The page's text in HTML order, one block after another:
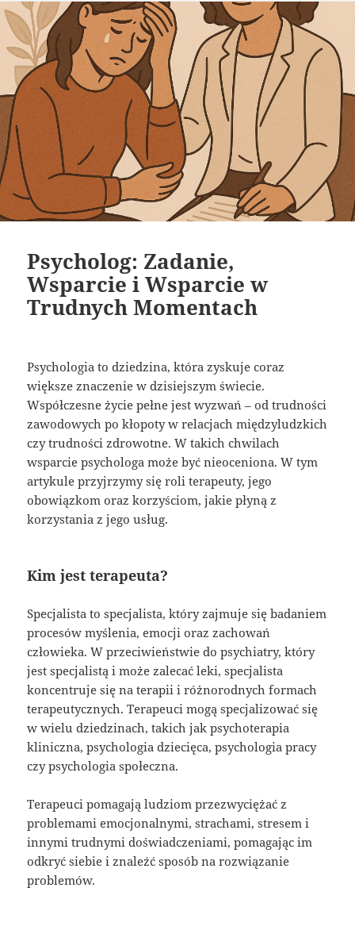
Psycholog: Zadanie,
Wsparcie i Wsparcie w
Trudnych Momentach
Psychologia to dziedzina, która zyskuje coraz
większe znaczenie w dzisiejszym świecie.
Współczesne życie pełne jest wyzwań – od trudności
zawodowych po kłopoty w relacjach międzyludzkich
czy trudności zdrowotne. W takich chwilach
wsparcie psychologa może być nieoceniona. W tym
artykule przyjrzymy się roli terapeuty, jego
obowiązkom oraz korzyściom, jakie płyną z
korzystania z jego usług.
Kim jest terapeuta?
Specjalista to specjalista, który zajmuje się badaniem
procesów myślenia, emocji oraz zachowań
człowieka. W przeciwieństwie do psychiatry, który
jest specjalistą i może zalecać leki, specjalista
koncentruje się na terapii i różnorodnych formach
terapeutycznych. Terapeuci mogą specjalizować się
w wielu dziedzinach, takich jak psychoterapia
kliniczna, psychologia dziecięca, psychologia pracy
czy psychologia społeczna.
Terapeuci pomagają ludziom przezwyciężać z
problemami emocjonalnymi, strachami, stresem i
innymi trudnymi doświadczeniami, pomagając im
odkryć siebie i znaleźć sposób na rozwiązanie
problemów.